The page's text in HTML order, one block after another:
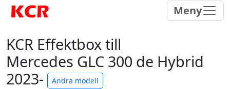
Meny
KCR Effektbox till
Mercedes GLC 300 de Hybrid
2023-
Ändra modell